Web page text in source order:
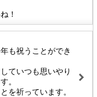
！
も祝うことができ
ていつも思いやり
。
を祈っています。